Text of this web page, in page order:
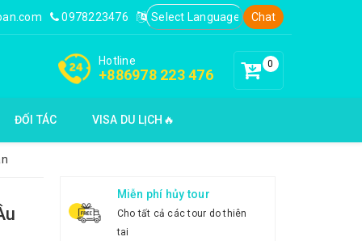
0978223476 Chat
0
Hotline
+886978 223 476
ĐỐI TÁC VISA DU LỊCH🔥
Miễn phí hủy tour
Cho tất cả các tour do thiên
tai